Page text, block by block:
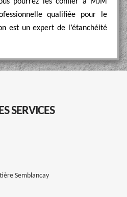
qualifiée pour le
est un expert de l’étanchéité
SERVICES
Semblancay